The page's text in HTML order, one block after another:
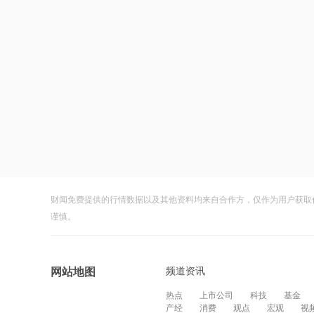
财闻免费提供的行情数据以及其他资料均来自合作方，仅作为用户获
谨慎。
网站地图 频道资讯
热点 上市公司 科技 基金
产经
消费 观点 宏观 视